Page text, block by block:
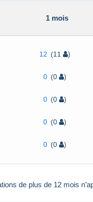
1 mois
12 (11 )
0 (0 )
0 (0 )
0 (0 )
0 (0 )
de plus de 12 mois